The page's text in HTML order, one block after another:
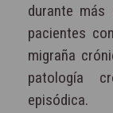
durante
pacientes
migraña
patología
episódica.